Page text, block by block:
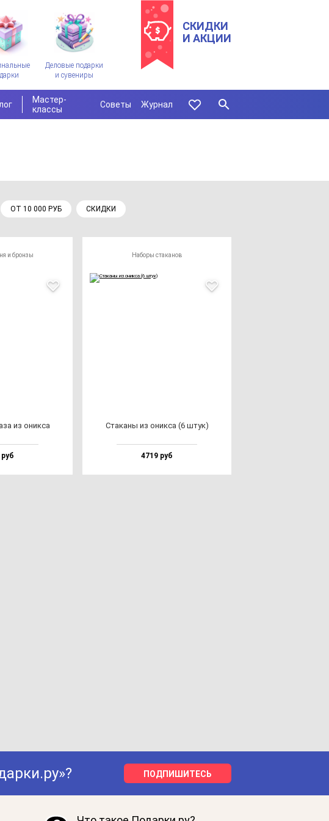
Деловые подарки
и сувениры
СКИДКИ
И АКЦИИ
Мастер-
классы
Советы Журнал
ОТ 10 000 РУБ СКИДКИ
и бронзы
из оник­са
Наборы стаканов
Ста­ка­ны из оник­са (6 штук)
4719 руб
ПОДПИШИТЕСЬ